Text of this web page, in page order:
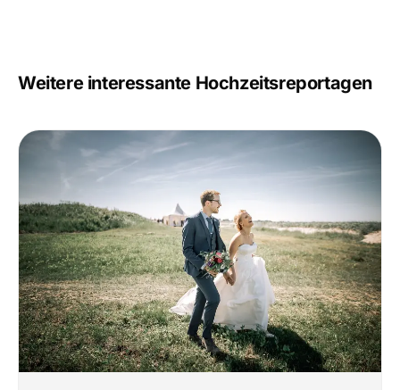
Weitere interessante Hochzeitsreportagen